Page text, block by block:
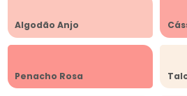
Algodão Anjo
Penacho Rosa